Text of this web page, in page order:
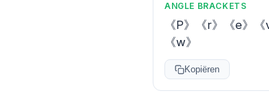
ANGLE BRACKETS
《P》《r》《e》《
《w》
Kopiëren